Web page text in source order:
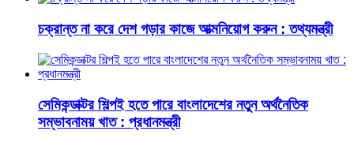
চক্রান্ত না করে দেশ গড়ার কাজে আত্মনিয়োগ করুন : তথ্যমন্ত্রী
সেমিকন্ডাক্টর শিল্পই হতে পারে বাংলাদেশের নতুন অর্থনৈতিক
সম্ভাবনাময় খাত : প্রধানমন্ত্রী